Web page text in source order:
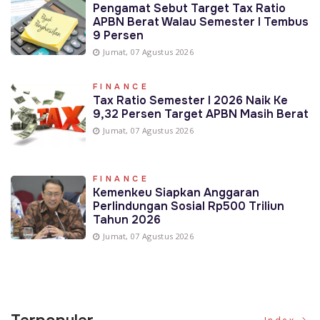
Pengamat Sebut Target Tax Ratio
APBN Berat Walau Semester I Tembus
9 Persen
Jumat, 07 Agustus 2026
FINANCE
Tax Ratio Semester I 2026 Naik Ke
9,32 Persen Target APBN Masih Berat
Jumat, 07 Agustus 2026
FINANCE
Kemenkeu Siapkan Anggaran
Perlindungan Sosial Rp500 Triliun
Tahun 2026
Jumat, 07 Agustus 2026